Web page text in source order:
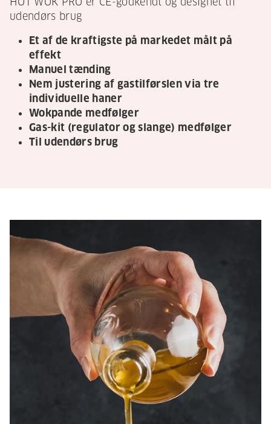
udendørs brug
Et af de kraftigste på markedet målt på
effekt
Manuel tænding
Nem justering af gastilførslen via tre
individuelle haner
Wokpande medfølger
Gas-kit (regulator og slange) medfølger
Til udendørs brug